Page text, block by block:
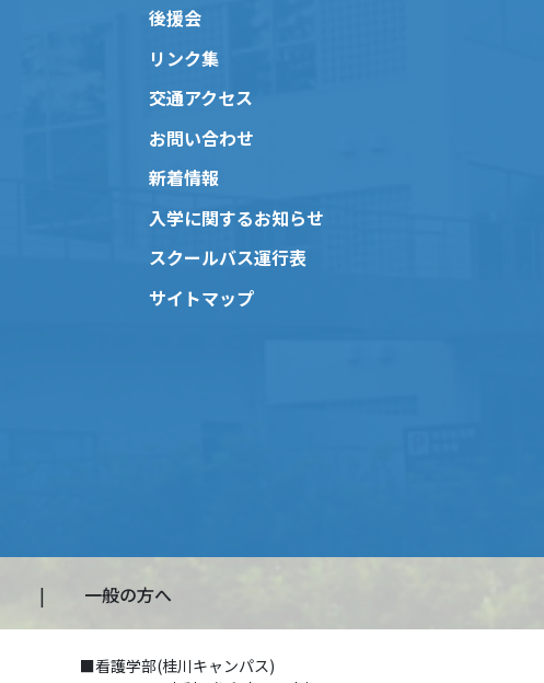
後援会
リンク集
交通アクセス
お問い合わせ
新着情報
入学に関するお知らせ
スクールバス運行表
サイトマップ
一般の方へ
■看護学部(桂川キャンパス)